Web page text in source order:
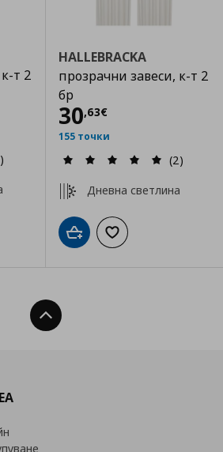
т 2
с любими
HALLEBRACKA
прозрачни завеси, к-т 2
бр
30,63€
Цена
155 точки
(2)
Дневна светлина
Добави в кошницата
Добави към
Нагоре